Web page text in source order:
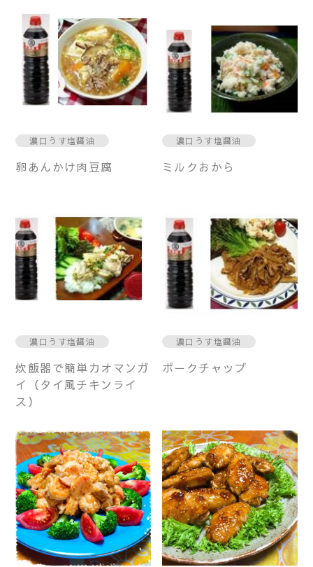
濃口うす塩醤油
卵あんかけ肉豆腐
濃口うす塩醤油
ミルクおから
濃口うす塩醤油
炊飯器で簡単カオマンガ
イ（タイ風チキンライ
ス）
濃口うす塩醤油
ポークチャップ